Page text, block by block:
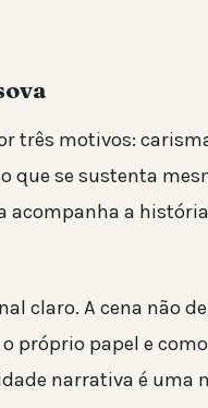
três motivos:
que se sustenta
acompanha a
claro. A cena não
próprio papel e
narrativa é uma